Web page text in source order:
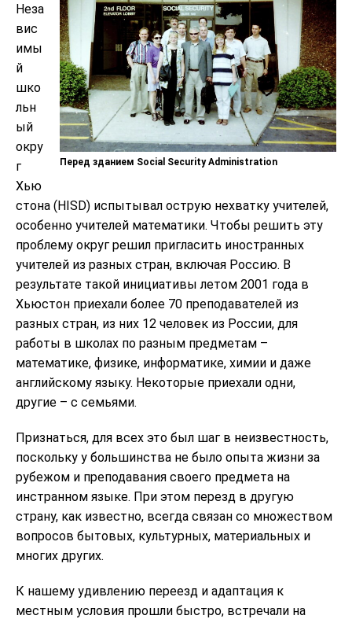
Перед зданием Social Security Administration
Неза
вис
имы
й
шко
льн
ый
окру
г
Хью
стона (HISD) испытывал острую нехватку учителей,
особенно учителей математики. Чтобы решить эту
проблему округ решил пригласить иностранных
учителей из разных стран, включая Россию. В
результате такой инициативы летом 2001 года в
Хьюстон приехали более 70 преподавателей из
разных стран, из них 12 человек из России, для
работы в школах по разным предметам –
математике, физике, информатике, химии и даже
английскому языку. Некоторые приехали одни,
другие – с семьями.
Признаться, для всех это был шаг в неизвестность,
поскольку у большинства не было опыта жизни за
рубежом и преподавания своего предмета на
инстранном языке. При этом перезд в другую
страну, как известно, всегда связан со множеством
вопросов бытовых, культурных, материальных и
многих других.
К нашему удивлению переезд и адаптация к
местным условия прошли быстро, встречали на